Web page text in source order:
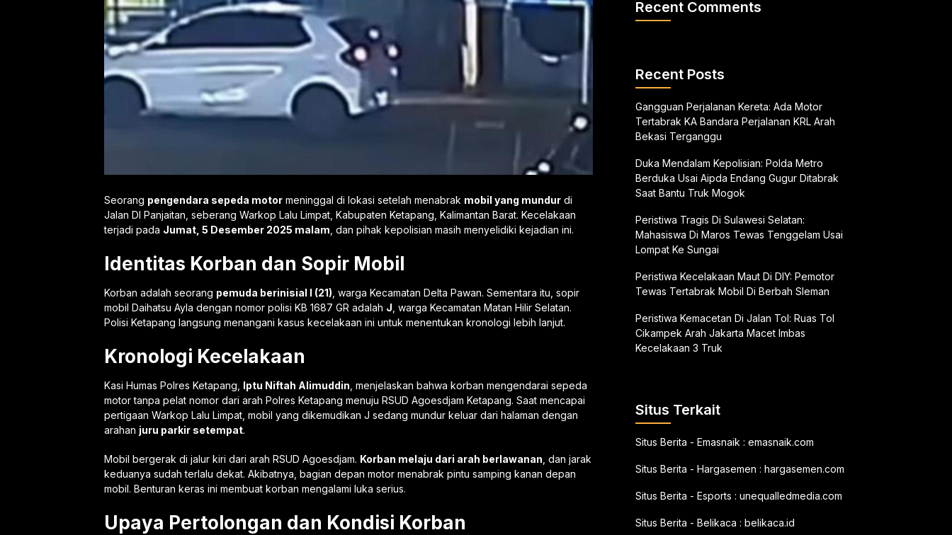
Seorang pengendara sepeda motor meninggal di lokasi setelah menabrak mobil yang mundur di
Jalan DI Panjaitan, seberang Warkop Lalu Limpat, Kabupaten Ketapang, Kalimantan Barat. Kecelakaan
terjadi pada Jumat, 5 Desember 2025 malam , dan pihak kepolisian masih menyelidiki kejadian ini.
Identitas Korban dan Sopir Mobil
Korban adalah seorang pemuda berinisial I (21) , warga Kecamatan Delta Pawan. Sementara itu, sopir
mobil Daihatsu Ayla dengan nomor polisi KB 1687 GR adalah J , warga Kecamatan Matan Hilir Selatan.
Polisi Ketapang langsung menangani kasus kecelakaan ini untuk menentukan kronologi lebih lanjut.
Kronologi Kecelakaan
Kasi Humas Polres Ketapang, Iptu Niftah Alimuddin , menjelaskan bahwa korban mengendarai sepeda
motor tanpa pelat nomor dari arah Polres Ketapang menuju RSUD Agoesdjam Ketapang. Saat mencapai
pertigaan Warkop Lalu Limpat, mobil yang dikemudikan J sedang mundur keluar dari halaman dengan
arahan juru parkir setempat.
Mobil bergerak di jalur kiri dari arah RSUD Agoesdjam. Korban melaju dari arah berlawanan , dan jarak
keduanya sudah terlalu dekat. Akibatnya, bagian depan motor menabrak pintu samping kanan depan
mobil. Benturan keras ini membuat korban mengalami luka serius.
Upaya Pertolongan dan Kondisi Korban
Recent Comments
Recent Posts
Gangguan Perjalanan Kereta: Ada Motor
Tertabrak KA Bandara Perjalanan KRL Arah
Bekasi Terganggu
Duka Mendalam Kepolisian: Polda Metro
Berduka Usai Aipda Endang Gugur Ditabrak
Saat Bantu Truk Mogok
Peristiwa Tragis Di Sulawesi Selatan:
Mahasiswa Di Maros Tewas Tenggelam Usai
Lompat Ke Sungai
Peristiwa Kecelakaan Maut Di DIY: Pemotor
Tewas Tertabrak Mobil Di Berbah Sleman
Peristiwa Kemacetan Di Jalan Tol: Ruas Tol
Cikampek Arah Jakarta Macet Imbas
Kecelakaan 3 Truk
Situs Terkait
Situs Berita - Emasnaik : emasnaik.com
Situs Berita - Hargasemen : hargasemen.com
Situs Berita - Esports : unequalledmedia.com
Situs Berita - Belikaca : belikaca.id